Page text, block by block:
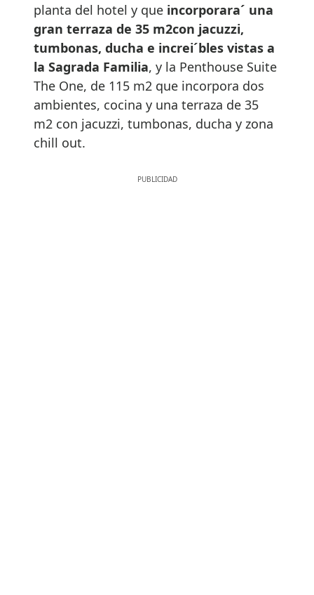
planta del hotel y que incorporara´ una
gran terraza de 35 m2con jacuzzi,
tumbonas, ducha e increi´bles vistas a
la Sagrada Familia, y la Penthouse Suite
The One, de 115 m2 que incorpora dos
ambientes, cocina y una terraza de 35
m2 con jacuzzi, tumbonas, ducha y zona
chill out.